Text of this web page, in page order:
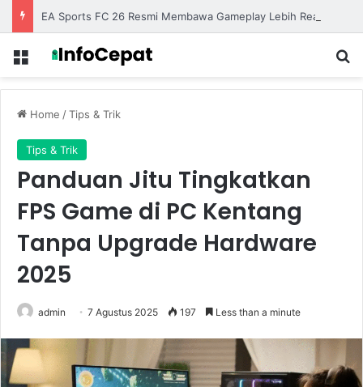
Menu
Home /Tips & Trik
Tips & Trik
Panduan Jitu Tingkatkan
FPS Game di PC Kentang
Tanpa Upgrade Hardware
2025
admin 7 Agustus 2025 197 Less than a minute